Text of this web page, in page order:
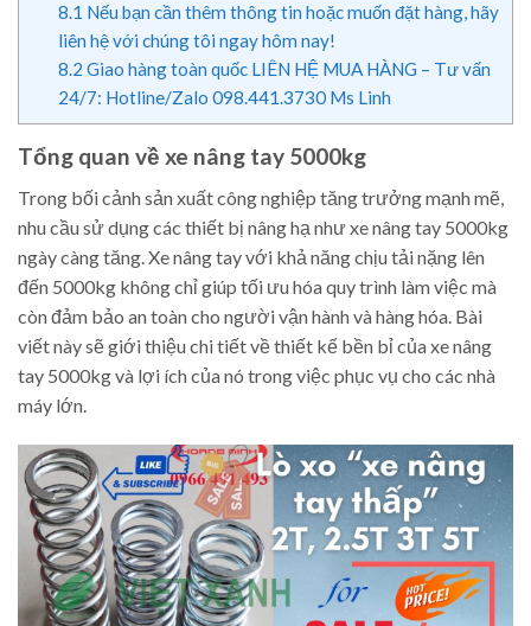
8.1 Nếu bạn cần thêm thông tin hoặc muốn đặt hàng, hãy
liên hệ với chúng tôi ngay hôm nay!
8.2 Giao hàng toàn quốc LIÊN HỆ MUA HÀNG – Tư vấn
24/7: Hotline/Zalo 098.441.3730 Ms Linh
Tổng quan về xe nâng tay 5000kg
Trong bối cảnh sản xuất công nghiệp tăng trưởng mạnh mẽ,
nhu cầu sử dụng các thiết bị nâng hạ như xe nâng tay 5000kg
ngày càng tăng. Xe nâng tay với khả năng chịu tải nặng lên
đến 5000kg không chỉ giúp tối ưu hóa quy trình làm việc mà
còn đảm bảo an toàn cho người vận hành và hàng hóa. Bài
viết này sẽ giới thiệu chi tiết về thiết kế bền bỉ của xe nâng
tay 5000kg và lợi ích của nó trong việc phục vụ cho các nhà
máy lớn.